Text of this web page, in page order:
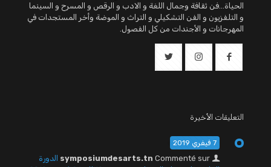
الحياة...فن ثقافة وجمال اللغة و الادب و الرقص و المسرح و السينما
و التلفزيون و الفن التشكيلي و التراث و الموضة وأخر المستجدات في
المهرجانات و الأجندات من كل الفصول.
التعليقات الأخيرة
7 فيفري 2019
symposiumdesarts.tn Commenté sur
الدورة